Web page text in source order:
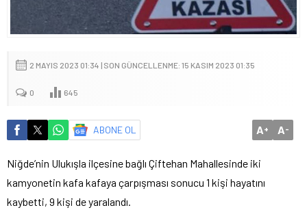
2 MAYIS 2023 01:34 | SON GÜNCELLENME: 15 KASIM 2023 01:35
0 645
ABONE OL A+ A-
Niğde’nin Ulukışla ilçesine bağlı Çiftehan Mahallesinde iki
kamyonetin kafa kafaya çarpışması sonucu 1 kişi hayatını
kaybetti, 9 kişi de yaralandı.